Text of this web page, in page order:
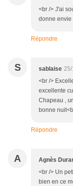
<br /> J'ai
donne envie
Répondre
S sablaise 25/
<br />
excellente
Chapeau ,
bonne
Répondre
A Agnès
<br /> Un
bien en ce